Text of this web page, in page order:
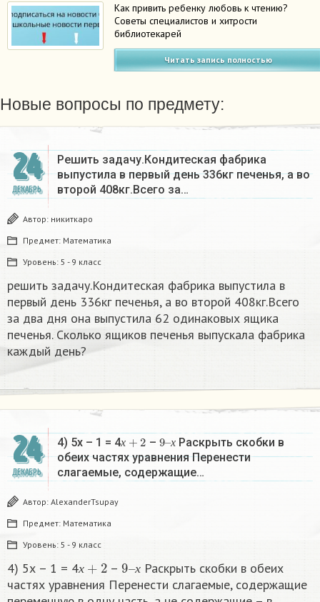
Как привить ребенку любовь к чтению?
Советы специалистов и хитрости
библиотекарей
Читать запись полностью
Новые вопросы по предмету:
24
ДЕКАБРЬ
Решить задачу.Кондитеская фабрика
выпустила в первый день 336кг печенья, а во
второй 408кг.Всего за…
Автор: никиткаро
Предмет: Математика
Уровень: 5 - 9 класс
решить задачу.Кондитеская фабрика выпустила в
первый день 336кг печенья, а во второй 408кг.Всего
за два дня она выпустила 62 одинаковых ящика
печенья. Сколько ящиков печенья выпускала фабрика
каждый день?
24
ДЕКАБРЬ
4) 5х – 1 = 4х
х+2 – х
9–
х
Раскрыть скобки в
обеих частях уравнения Перенести
слагаемые, содержащие…
Автор: AlexanderTsupay
Предмет: Математика
Уровень: 5 - 9 класс
4) 5х – 1 = 4х – х
9
х
Раскрыть скобки в обеих
частях уравнения Перенести слагаемые, содержащие